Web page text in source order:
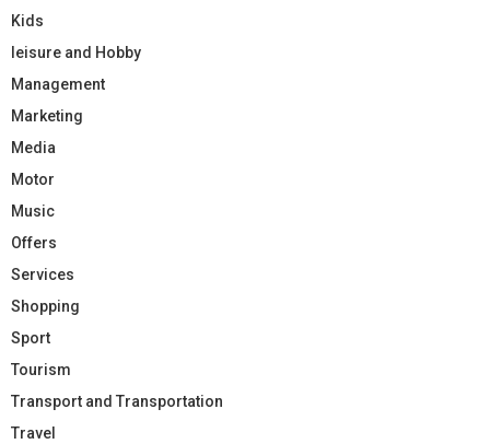
Kids
leisure and Hobby
Management
Marketing
Media
Motor
Music
Offers
Services
Shopping
Sport
Tourism
Transport and Transportation
Travel